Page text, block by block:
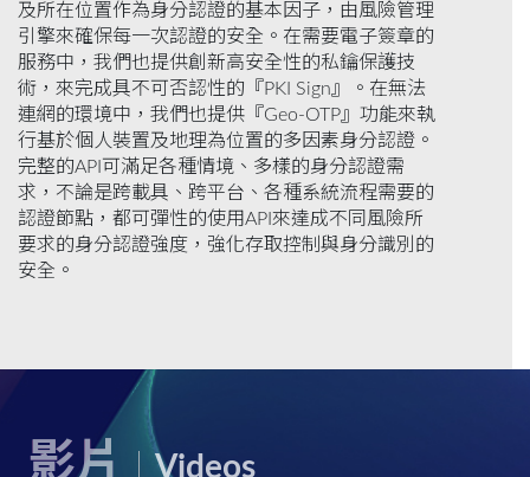
及所在位置作為身分認證的基本因子，由風險管理
引擎來確保每一次認證的安全。在需要電子簽章的
服務中，我們也提供創新高安全性的私鑰保護技
術，來完成具不可否認性的『PKI Sign』。在無法
連網的環境中，我們也提供『Geo-OTP』功能來執
行基於個人裝置及地理為位置的多因素身分認證。
完整的API可滿足各種情境、多樣的身分認證需
求，不論是跨載具、跨平台、各種系統流程需要的
認證節點，都可彈性的使用API來達成不同風險所
要求的身分認證強度，強化存取控制與身分識別的
安全。
影片 Videos